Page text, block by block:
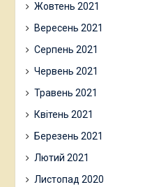
Жовтень 2021
Вересень 2021
Серпень 2021
Червень 2021
Травень 2021
Квітень 2021
Березень 2021
Лютий 2021
Листопад 2020